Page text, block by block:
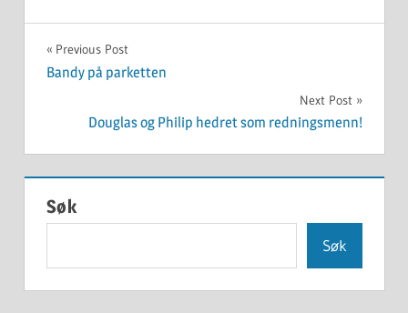
UKATEGORISERT
Innleggsnavigasjon
Previous Post
Bandy på parketten
Next Post
Douglas og Philip hedret som redningsmenn!
Søk
Søk